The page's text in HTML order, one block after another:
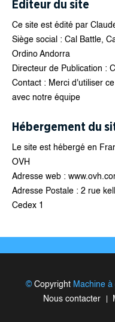
Éditeur du site
Ce site est édité par
Siège social : Cal Battle,
Ordino Andorra
Directeur de Publication :
Contact : Merci d'utiliser
avec notre équipe
Hébergement du
Le site est hébergé en
OVH
Adresse web :
Adresse Postale : 2 rue
Cedex 1
©Copyright Machine à
Nous contacter